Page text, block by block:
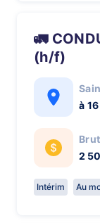
🚛 CONDUCTEUR SPL FRIGO LIDL
(h/f)
à
2
Intérim Au